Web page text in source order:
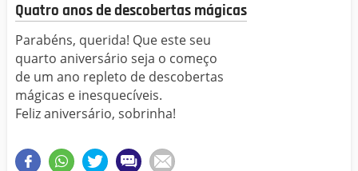
Quatro anos de descobertas mágicas
Parabéns, querida! Que este seu
quarto aniversário seja o começo
de um ano repleto de descobertas
mágicas e inesquecíveis.
Feliz aniversário, sobrinha!